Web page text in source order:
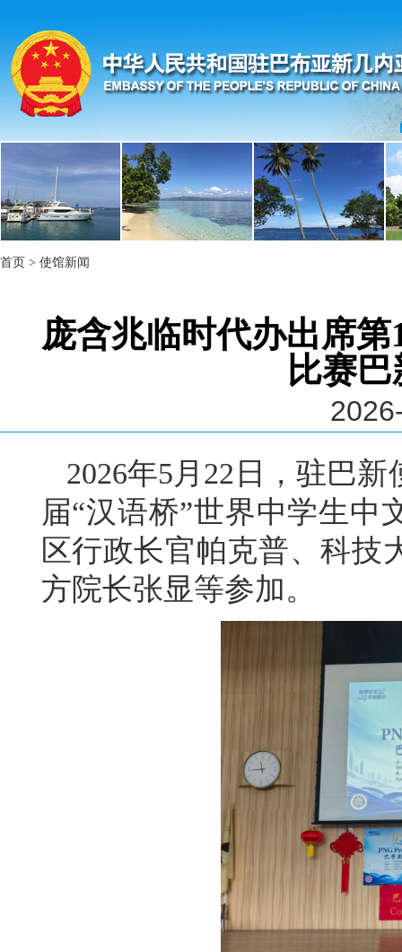
首页 > 使馆新闻
庞含兆临时代办出席
比赛
2026年5月22日，驻巴
届“汉语桥”世界中学生中
区行政长官帕克普、科技
方院长张显等参加。